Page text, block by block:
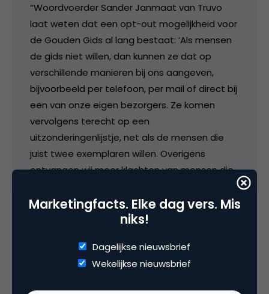
“Woordvoerder Sander Janmaat van Truvo
laat weten dat een opt-out mogelijkheid voor
de Gouden Gids al lang bestaat: ‘Als mensen
de gids niet willen, dan kunnen ze dat op
verschillende manieren bij ons aangeven,
bijvoorbeeld per telefoon, per mail of direct bij
een van onze eigen bezorgers. Ze komen
vervolgens terecht op een
uitzonderingenlijstje, net als de mensen die
juist twee exemplaren willen. Overigens
ontvangen wij meer klachten van mensen die
dan van mensen die hem liever niet hadden
Beste Sander:
faciliteiten bieden. Dan ligt dat niet aan de
Marketingfacts. Elke dag vers. Mis
niks!
Dagelijkse nieuwsbrief
Wekelijkse nieuwsbrief